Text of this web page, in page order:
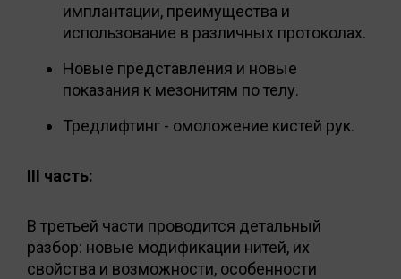
имплантации, преимущества и
использование в различных протоколах.
Новые представления и новые
показания к мезонитям по телу.
Тредлифтинг - омоложение кистей рук.
III часть:
В третьей части проводится детальный
разбор: новые модификации нитей, их
свойства и возможности, особенности